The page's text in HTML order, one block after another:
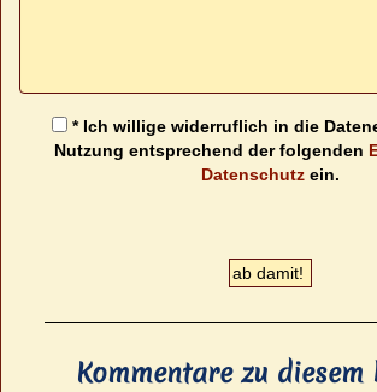
* Ich willige widerruflich in die
Nutzung entsprechend der folgenden
Datenschutzein.
Kommentare zu